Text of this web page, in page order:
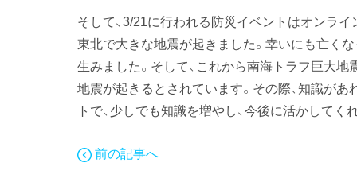
そして、3/21に行われる防災イベントはオンラ
東北で大きな地震が起きました。幸いにも亡く
生みました。そして、これから南海トラフ巨大
地震が起きるとされています。その際、知識が
トで、少しでも知識を増やし、今後に活かしてく
前の記事へ